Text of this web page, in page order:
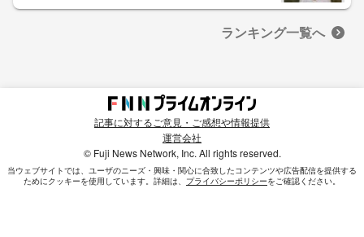
ランキング一覧へ
記事に対するご意見・ご感想や情報提供
運営会社
© Fuji News Network, Inc. All rights reserved.
当ウェブサイトでは、ユーザのニーズ・興味・関⼼に合致したコンテンツや広告配信を提供する
ためにクッキーを使⽤しています。詳細は、 プライバシーポリシーをご確認ください。